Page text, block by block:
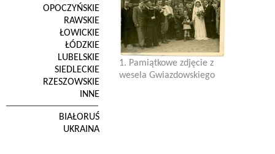
OPOCZYŃSKIE
RAWSKIE
ŁOWICKIE
ŁÓDZKIE
LUBELSKIE
SIEDLECKIE
RZESZOWSKIE
INNE
BIAŁORUŚ
UKRAINA
1. Pamiątkowe zdjęcie z
wesela Gwiazdowskiego